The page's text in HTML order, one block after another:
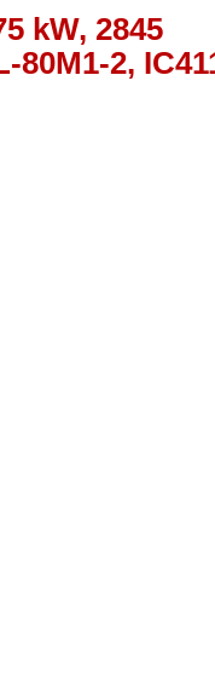
kW, 2845
80M1-2,